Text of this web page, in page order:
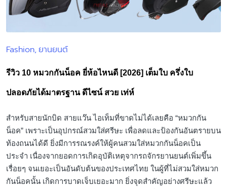
Posted
Fashion ยานยนต์
รีวิว 10 หมวกกันน็อค ยี่ห้อไหนดี [2026] เต็มใบ ครึ่งใบ
ปลอดภัยได้มาตรฐาน ดีไซน์ สวย เท่ห์
สำหรับสายนักบิด สายแว๊น ไอเท็มที่ขาดไม่ได้เลยคือ “หมวกกัน
น็อค” เพราะเป็นอุปกรณ์สวมใส่ศรีษะ เพื่อลดและป้องกันอันตรายบน
ท้องถนนได้ดี ยิ่งมีการรณรงค์ให้ผู้คนสวมใส่หมวกกันน็อคเป็น
ประจำ เนื่องจากยอดการเกิดอุบัติเหตุจากรถจักรยานยนต์เพิ่มขึ้น
เรื่อยๆ จนเยอะเป็นอันดับต้นของประเทศไทย ในผู้ที่ไม่สวมใส่หมวก
กันน็อคนั้น เกิดการบาดเจ็บเยอะมาก ยิ่งจุดสำคัญอย่างศรีษะแล้ว